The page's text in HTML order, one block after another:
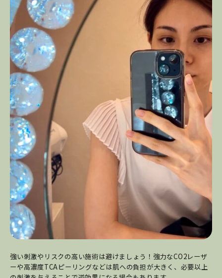
強い刺激やリスクの高い施術は避けましょう！ 強力なCO2レーザ
ーや高濃度TCAピーリングなどは肌への負担が大きく、必要以上